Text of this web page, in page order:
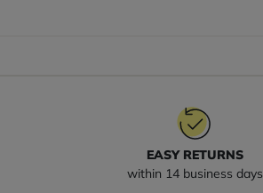
EASY RETURNS
within 14 business days